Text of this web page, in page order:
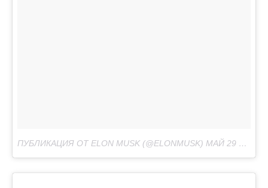
ПУБЛИКАЦИЯ ОТ ELON MUSK (@ELONMUSK) МАЙ 29 2017 В 10:23 PDT